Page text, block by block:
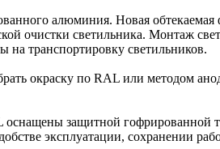
алюминия. Новая обтекаемая
очистки светильника. Монтаж
на транспортировку светильников.
окраску по RAL или методом
защитной гофрированной
эксплуатации, сохранении